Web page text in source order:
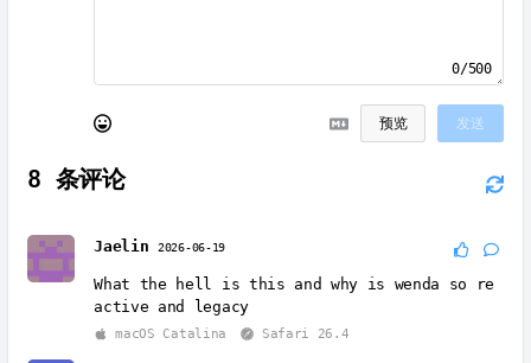
0/500
预览 发送
8 条评论
Jaelin2026-06-19
What the hell is this and why is wenda so re
active and legacy
macOS Catalina Safari 26.4